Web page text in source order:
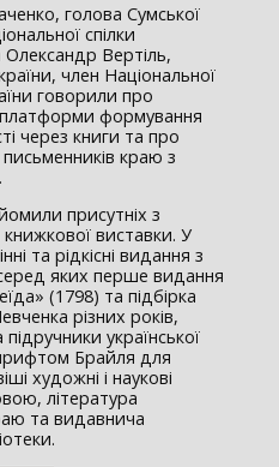
голова Сумської
спілки
Олександр Вертіль,
член Національної
говорили про
платформи формування
через книги та про
письменників краю з
присутніх з
виставки. У
та рідкісні видання з
яких перше видання
(1798) та підбірка
різних років,
української
Брайля для
художні і наукові
література
та видавнича